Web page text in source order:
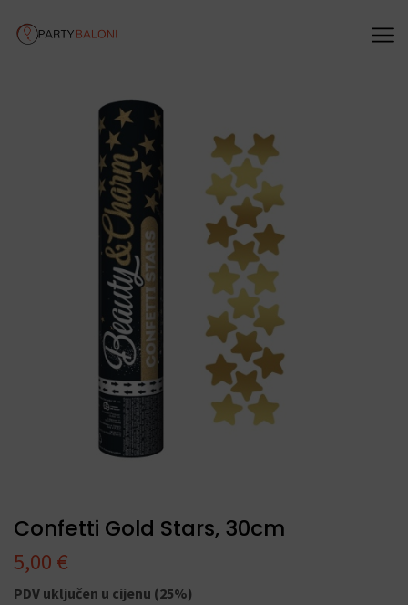
Confetti Gold Stars, 30cm
5,00 €
PDV uključen u cijenu (25%)